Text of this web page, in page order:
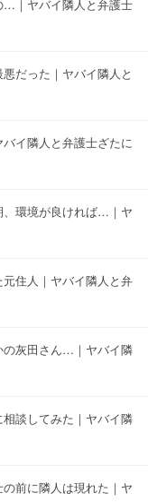
…｜ヤバイ隣人と弁護士
だった｜ヤバイ隣人と
イ隣人と弁護士ざたに
、環境が良ければ…｜ヤ
住人｜ヤバイ隣人と弁
の灰田さん…｜ヤバイ隣
談してみた｜ヤバイ隣
前に隣人は現れた｜ヤ